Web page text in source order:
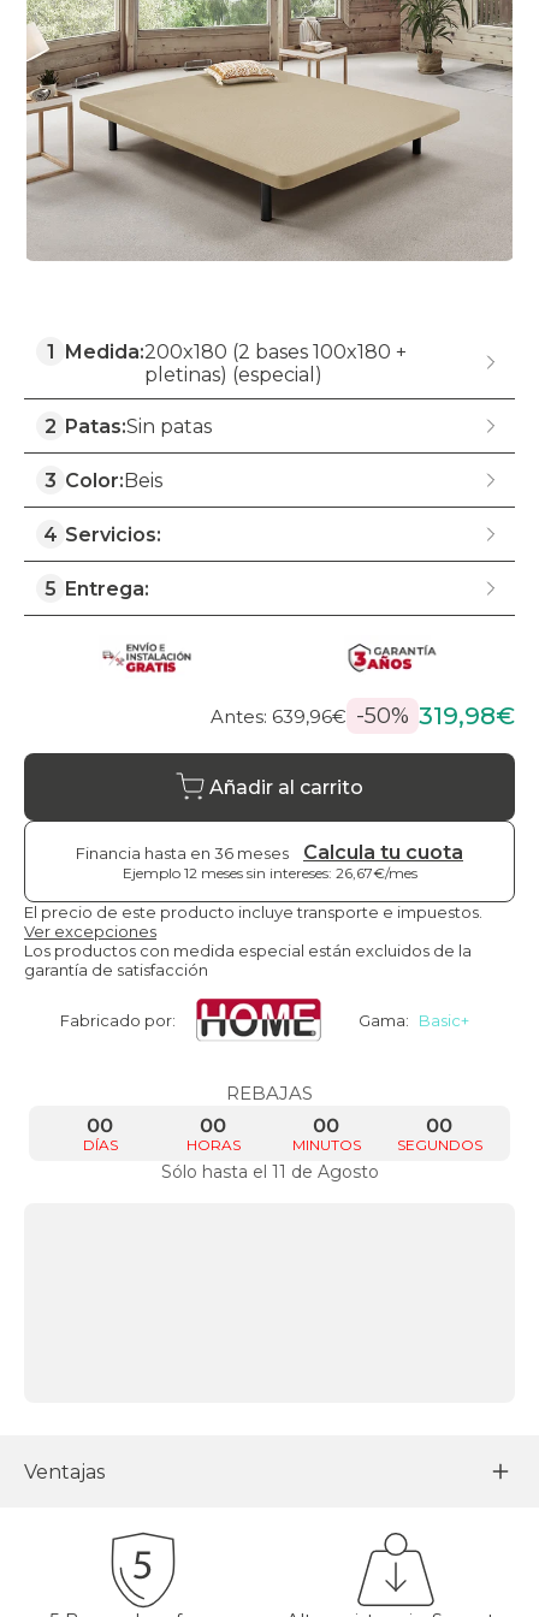
1 Medida:200x180 (2 bases 100x180 +
pletinas) (especial)
2 Patas:Sin patas
3 Color: Beis
4 Servicios:
5 Entrega:
Antes: 639,96€ -50% 319,98€
Añadir al carrito
Financia hasta en 36 meses Calcula tu cuota
Ejemplo 12 meses sin intereses: 26,67€/mes
El precio de este producto incluye transporte e impuestos.
Ver excepciones
Los productos con medida especial están excluidos de la
garantía de satisfacción
Fabricado por: Gama: Basic+
REBAJAS
DÍAS
00
HORAS
00
MINUTOS
00
SEGUNDOS
00
Sólo hasta el 11 de Agosto
Ventajas